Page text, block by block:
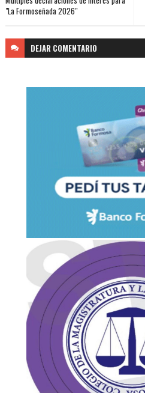
"La Formoseñada 2026"
DEJAR COMENTARIO